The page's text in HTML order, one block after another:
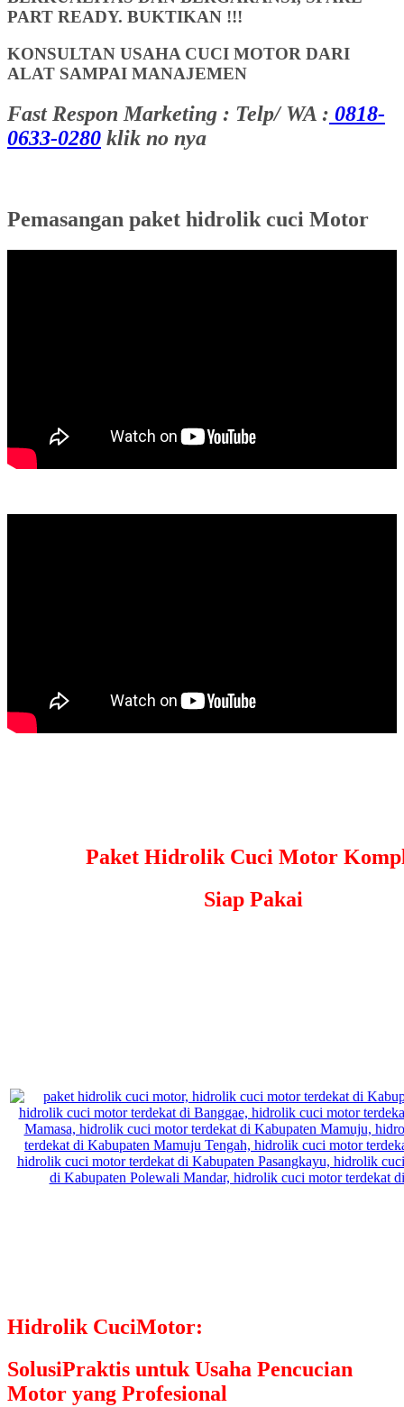
PART READY. BUKTIKAN !!!
KONSULTAN USAHA CUCI MOTOR DARI
ALAT SAMPAI MANAJEMEN
Fast Respon Marketing : Telp/ WA : 0818-
0633-0280 klik no nya
Pemasangan paket hidrolik cuci Motor
Paket Hidrolik Cuci Motor
Siap Pakai
Hidrolik CuciMotor:
SolusiPraktis untuk Usaha Pencucian
Motor yang Profesional